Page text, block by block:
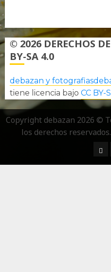
© 2026 DERECHOS
BY-SA 4.0
debazan y
tiene licencia bajo CC BY-
Copyright debazan 2026 ©
los derechos reservados.
¿